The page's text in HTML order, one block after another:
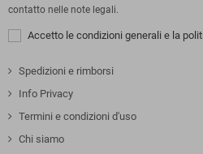
contatto nelle note legali.
Accetto le condizioni generali e la
Spedizioni e rimborsi
Info Privacy
Termini e condizioni d'uso
Chi siamo